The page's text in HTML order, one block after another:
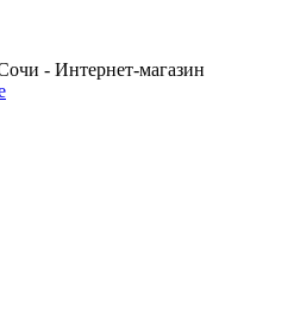
- Интернет-магазин